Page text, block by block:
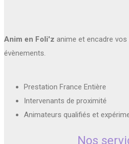
Anim en Foli'z anime et encadre
évènements.
Prestation France Entière
Intervenants de proximité
Animateurs qualifiés et
Nos